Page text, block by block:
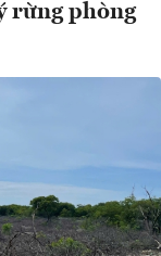
rừng phòng